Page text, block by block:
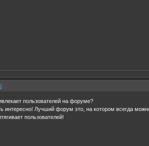
пользователей на форуме?
интересно! Лучший форум это, на котором всегда
пользователей!